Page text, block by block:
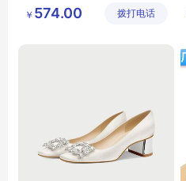
有限公司
￥ 574.00 拨打电话